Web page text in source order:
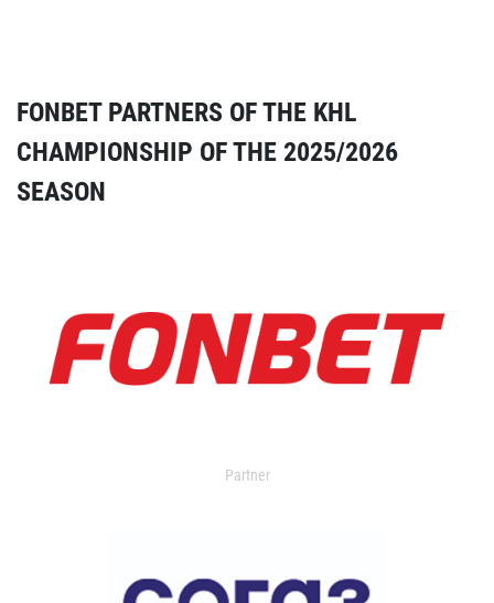
FONBET PARTNERS OF THE KHL
CHAMPIONSHIP OF THE 2025/2026
SEASON
Partner